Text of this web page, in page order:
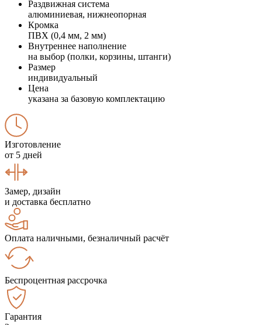
Раздвижная система
алюминиевая, нижнеопорная
Кромка
ПВХ (0,4 мм, 2 мм)
Внутреннее наполнение
на выбор (полки, корзины, штанги)
Размер
индивидуальный
Цена
указана за базовую комплектацию
Изготовление
от 5 дней
Замер, дизайн
и доставка бесплатно
Оплата наличными, безналичный расчёт
Беспроцентная рассрочка
Гарантия